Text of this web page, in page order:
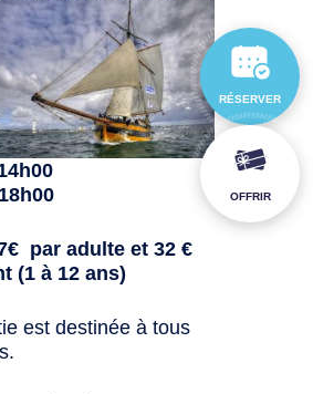
par adulte et 32 €
(1 à 12 ans)
est destinée à tous
RÉSERVER
OFFRIR